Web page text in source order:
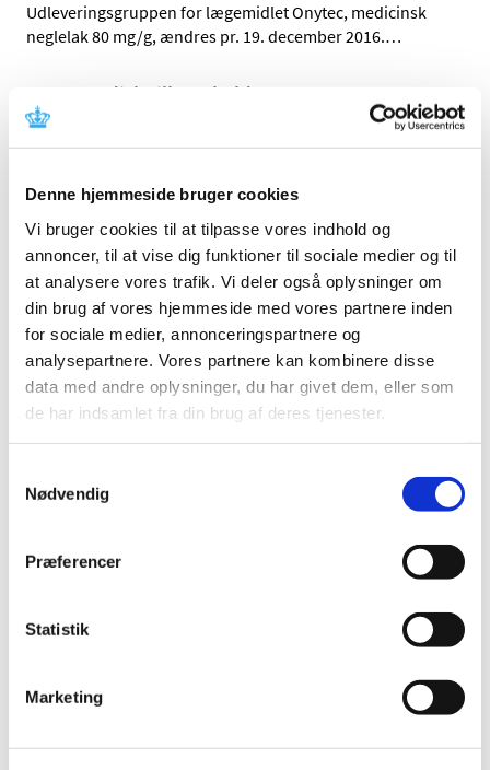
Denne hjemmeside bruger cookies
Vi bruger cookies til at tilpasse vores indhold og
annoncer, til at vise dig funktioner til sociale medier og til
at analysere vores trafik. Vi deler også oplysninger om
din brug af vores hjemmeside med vores partnere inden
for sociale medier, annonceringspartnere og
analysepartnere. Vores partnere kan kombinere disse
data med andre oplysninger, du har givet dem, eller som
de har indsamlet fra din brug af deres tjenester.
Nødvendig
Præferencer
Statistik
Marketing
Udleveringsgruppen for lægemidlet Onytec, medicinsk
neglelak 80 mg/g, ændres pr. 19. december 2016.…
Novo Nordisk tilbagekalder
diabetesmedicinen GlucaGen® Hypokit
|5. september 2016|
GlucaGen® Hypokit i Danmark, da enkelte produkter
Alle (2506)
TID
2025 (158)
2024 (224)
2023 (195)
2021 (516)
2019 (159)
2017 (167)
november (11)